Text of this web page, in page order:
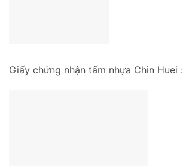
Giấy chứng nhận tấm nhựa Chin Huei :